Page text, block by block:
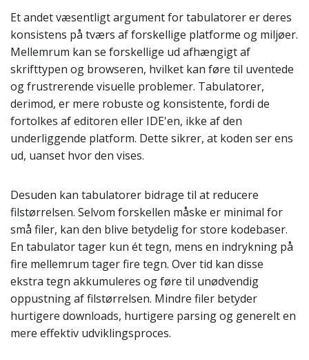
Et andet væsentligt argument for tabulatorer er deres
konsistens på tværs af forskellige platforme og miljøer.
Mellemrum kan se forskellige ud afhængigt af
skrifttypen og browseren, hvilket kan føre til uventede
og frustrerende visuelle problemer. Tabulatorer,
derimod, er mere robuste og konsistente, fordi de
fortolkes af editoren eller IDE'en, ikke af den
underliggende platform. Dette sikrer, at koden ser ens
ud, uanset hvor den vises.
Desuden kan tabulatorer bidrage til at reducere
filstørrelsen. Selvom forskellen måske er minimal for
små filer, kan den blive betydelig for store kodebaser.
En tabulator tager kun ét tegn, mens en indrykning på
fire mellemrum tager fire tegn. Over tid kan disse
ekstra tegn akkumuleres og føre til unødvendig
oppustning af filstørrelsen. Mindre filer betyder
hurtigere downloads, hurtigere parsing og generelt en
mere effektiv udviklingsproces.